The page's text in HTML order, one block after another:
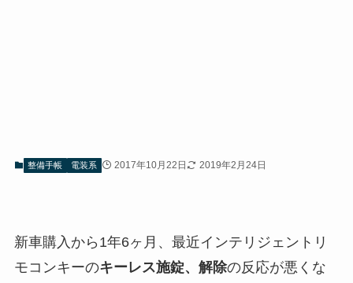
整備手帳 電装系 2017年10月22日 2019年2月24日
新車購入から1年6ヶ月、最近インテリジェントリ
モコンキーのキーレス施錠、解除の反応が悪くな